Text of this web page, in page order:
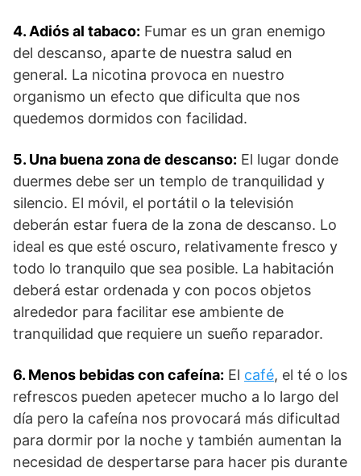
4. Adiós al tabaco: Fumar es un gran enemigo
del descanso, aparte de nuestra salud en
general. La nicotina provoca en nuestro
organismo un efecto que dificulta que nos
quedemos dormidos con facilidad.
5. Una buena zona de descanso: El lugar donde
duermes debe ser un templo de tranquilidad y
silencio. El móvil, el portátil o la televisión
deberán estar fuera de la zona de descanso. Lo
ideal es que esté oscuro, relativamente fresco y
todo lo tranquilo que sea posible. La habitación
deberá estar ordenada y con pocos objetos
alrededor para facilitar ese ambiente de
tranquilidad que requiere un sueño reparador.
6. Menos bebidas con cafeína: El café, el té o los
refrescos pueden apetecer mucho a lo largo del
día pero la cafeína nos provocará más dificultad
para dormir por la noche y también aumentan la
necesidad de despertarse para hacer pis durante